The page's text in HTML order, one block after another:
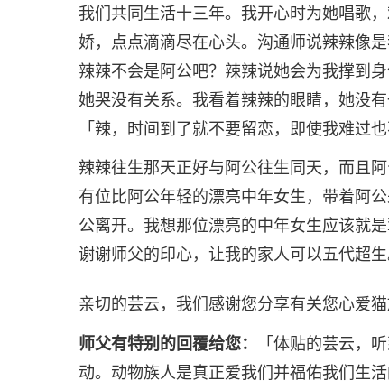
我们共同生活十三年。我开心时为她唱歌
娇，点点滴滴尽在心头。沟通师说辣辣像
辣辣不会是阿公吧？辣辣说她会为我撑到
她哭没有关系。我看着辣辣的眼睛，她没
「辣，时间到了就不要留恋，即使我难过
辣辣往生那天正好与阿公往生同天，而且
有位比阿公年轻的漂亮中年女生，带着阿
公离开。我想那位漂亮的中年女生应该就
谢谢师父的印心，让我的家人可以五代超
亲切的芸云，我们感谢您分享有关您心爱猫
师父有特别的回覆给您：
「体贴的芸云，
动。动物族人是真正爱我们并福佑我们生